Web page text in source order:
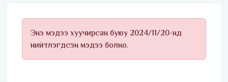
Энэ мэдээ хуучирсан буюу 2024/11/20-нд
нийтлэгдсэн мэдээ болно.